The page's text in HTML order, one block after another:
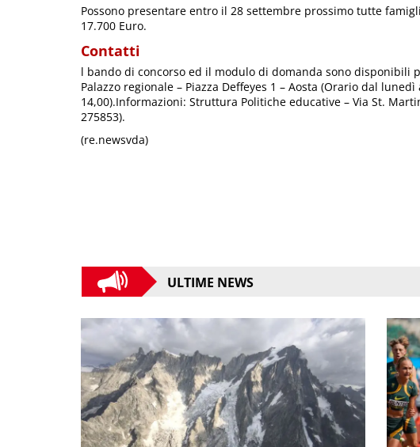
Possono presentare entro il 28 settembre prossimo tutte
17.700 Euro.
Contatti
l bando di concorso ed il modulo di domanda sono disponibili
Palazzo regionale – Piazza Deffeyes 1 – Aosta (Orario dal
14,00).Informazioni: Struttura Politiche educative – Via St.
275853).
(re.newsvda)
ULTIME NEWS